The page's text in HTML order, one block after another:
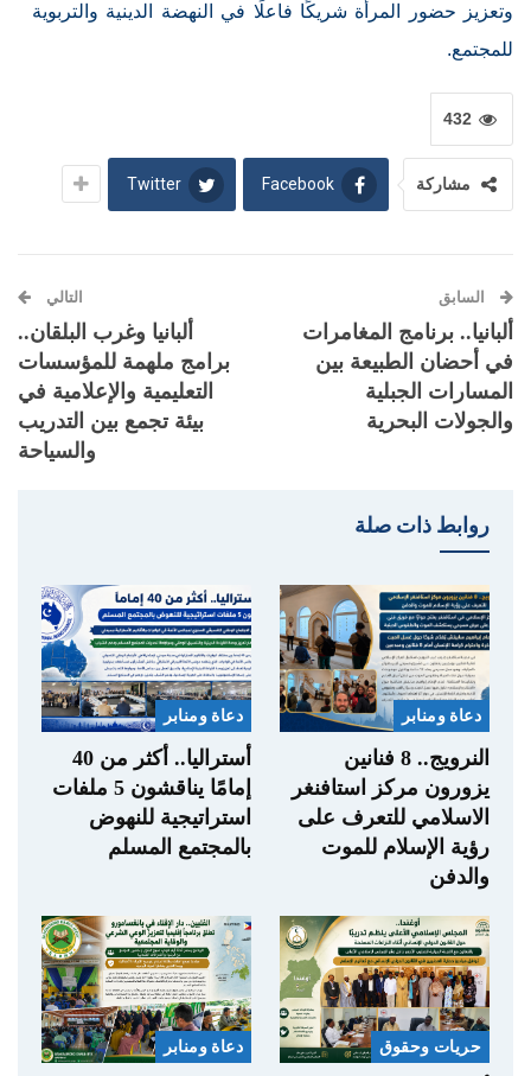
وتعزيز حضور المرأة شريكًا فاعلًا في النهضة الدينية والتربوية
للمجتمع.
432
مشاركة Facebook
Twitter
السابق
ألبانيا.. برنامج المغامرات
في أحضان الطبيعة بين
المسارات الجبلية
والجولات البحرية
التالي
ألبانيا وغرب البلقان..
برامج ملهمة للمؤسسات
التعليمية والإعلامية في
بيئة تجمع بين التدريب
والسياحة
روابط ذات صلة
دعاة ومنابر
النرويج.. 8 فنانين
يزورون مركز استافنغر
الاسلامي للتعرف على
رؤية الإسلام للموت
والدفن
دعاة ومنابر
أستراليا.. أكثر من 40
إمامًا يناقشون 5 ملفات
استراتيجية للنهوض
بالمجتمع المسلم
حريات وحقوق دعاة ومنابر